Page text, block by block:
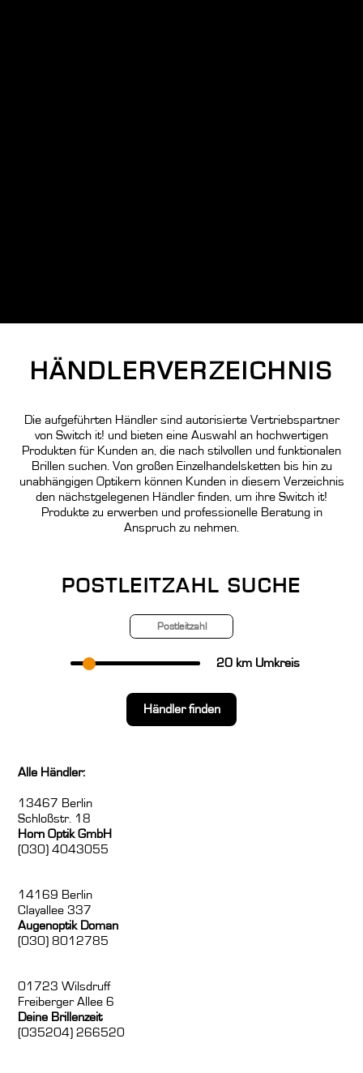
HÄNDLERVERZEICHNIS
Die aufgeführten Händler sind autorisierte Vertriebspartner
von Switch it! und bieten eine Auswahl an hochwertigen
Produkten für Kunden an, die nach stilvollen und funktionalen
Brillen suchen. Von großen Einzelhandelsketten bis hin zu
unabhängigen Optikern können Kunden in diesem Verzeichnis
den nächstgelegenen Händler finden, um ihre Switch it!
Produkte zu erwerben und professionelle Beratung in
Anspruch zu nehmen.
POSTLEITZAHL SUCHE
20 km Umkreis
Alle Händler:
13467 Berlin
Schloßstr. 18
Horn Optik GmbH
(030) 4043055
14169 Berlin
Clayallee 337
Augenoptik Doman
(030) 8012785
01723 Wilsdruff
Freiberger Allee 6
Deine Brillenzeit
(035204) 266520